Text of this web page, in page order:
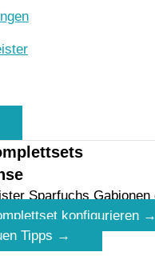
konfigurieren →
Tipps →